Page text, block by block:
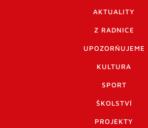
AKTUALITY
Z RADNICE
UPOZORŇUJEME
KULTURA
SPORT
ŠKOLSTVÍ
PROJEKTY